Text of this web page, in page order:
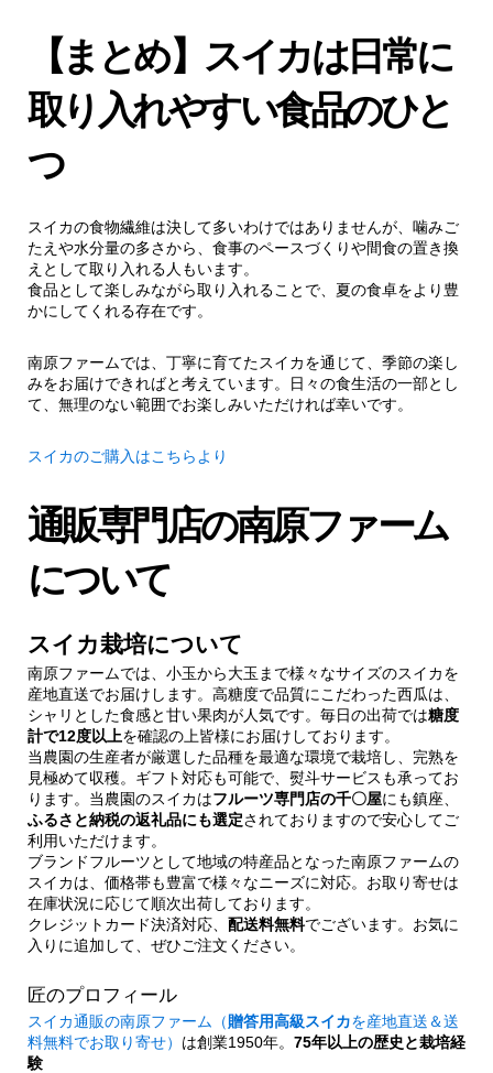
【まとめ】スイカは日常に
取り入れやすい食品のひと
つ
スイカの食物繊維は決して多いわけではありませんが、噛みご
たえや水分量の多さから、食事のペースづくりや間食の置き換
えとして取り入れる人もいます。
食品として楽しみながら取り入れることで、夏の食卓をより豊
かにしてくれる存在です。
南原ファームでは、丁寧に育てたスイカを通じて、季節の楽し
みをお届けできればと考えています。日々の食生活の一部とし
て、無理のない範囲でお楽しみいただければ幸いです。
スイカのご購入はこちらより
通販専門店の南原ファーム
について
スイカ栽培について
南原ファームでは、小玉から大玉まで様々なサイズのスイカを
産地直送でお届けします。高糖度で品質にこだわった西瓜は、
シャリとした食感と甘い果肉が人気です。毎日の出荷では糖度
計で12度以上を確認の上皆様にお届けしております。
当農園の生産者が厳選した品種を最適な環境で栽培し、完熟を
見極めて収穫。ギフト対応も可能で、熨斗サービスも承ってお
ります。当農園のスイカはフルーツ専門店の千〇屋にも鎮座、
ふるさと納税の返礼品にも選定されておりますので安心してご
利用いただけます。
ブランドフルーツとして地域の特産品となった南原ファームの
スイカは、価格帯も豊富で様々なニーズに対応。お取り寄せは
在庫状況に応じて順次出荷しております。
クレジットカード決済対応、 配送料無料でございます。お気に
入りに追加して、ぜひご注文ください。
匠のプロフィール
スイカ通販の南原ファーム（贈答用高級スイカを産地直送＆送
料無料でお取り寄せ） は創業1950年。 75年以上の歴史と栽培経
験